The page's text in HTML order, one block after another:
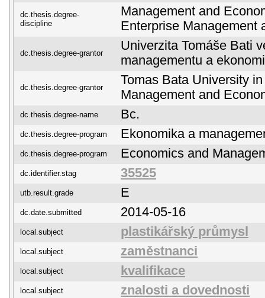
dc.thesis.degree-
discipline
Management and
Enterprise Management
dc.thesis.degree-grantor
Univerzita Tomáše Bati
managementu a
dc.thesis.degree-grantor
Tomas Bata University
Management and
dc.thesis.degree-name Bc.
dc.thesis.degree-program Ekonomika a
dc.thesis.degree-program Economics and
dc.identifier.stag 35525
utb.result.grade E
dc.date.submitted 2014-05-16
local.subject plastikářský průmysl
local.subject zaměstnanci
local.subject kvalifikace
local.subject znalosti a dovednosti